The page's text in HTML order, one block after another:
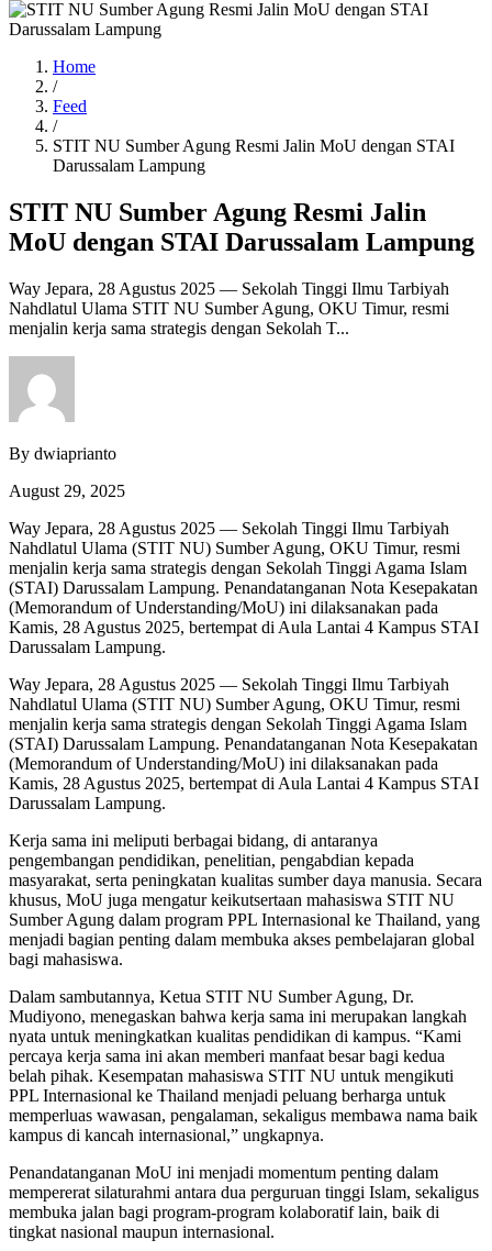
Home
/
Feed
/
STIT NU Sumber Agung Resmi Jalin MoU dengan STAI
Darussalam Lampung
STIT NU Sumber Agung Resmi Jalin
MoU dengan STAI Darussalam Lampung
Way Jepara, 28 Agustus 2025 — Sekolah Tinggi Ilmu Tarbiyah
Nahdlatul Ulama STIT NU Sumber Agung, OKU Timur, resmi
menjalin kerja sama strategis dengan Sekolah T...
By dwiaprianto
August 29, 2025
Way Jepara, 28 Agustus 2025 — Sekolah Tinggi Ilmu Tarbiyah
Nahdlatul Ulama (STIT NU) Sumber Agung, OKU Timur, resmi
menjalin kerja sama strategis dengan Sekolah Tinggi Agama Islam
(STAI) Darussalam Lampung. Penandatanganan Nota Kesepakatan
(Memorandum of Understanding/MoU) ini dilaksanakan pada
Kamis, 28 Agustus 2025, bertempat di Aula Lantai 4 Kampus STAI
Darussalam Lampung.
Way Jepara, 28 Agustus 2025 — Sekolah Tinggi Ilmu Tarbiyah
Nahdlatul Ulama (STIT NU) Sumber Agung, OKU Timur, resmi
menjalin kerja sama strategis dengan Sekolah Tinggi Agama Islam
(STAI) Darussalam Lampung. Penandatanganan Nota Kesepakatan
(Memorandum of Understanding/MoU) ini dilaksanakan pada
Kamis, 28 Agustus 2025, bertempat di Aula Lantai 4 Kampus STAI
Darussalam Lampung.
Kerja sama ini meliputi berbagai bidang, di antaranya
pengembangan pendidikan, penelitian, pengabdian kepada
masyarakat, serta peningkatan kualitas sumber daya manusia. Secara
khusus, MoU juga mengatur keikutsertaan mahasiswa STIT NU
Sumber Agung dalam program PPL Internasional ke Thailand, yang
menjadi bagian penting dalam membuka akses pembelajaran global
bagi mahasiswa.
Dalam sambutannya, Ketua STIT NU Sumber Agung, Dr.
Mudiyono, menegaskan bahwa kerja sama ini merupakan langkah
nyata untuk meningkatkan kualitas pendidikan di kampus. “Kami
percaya kerja sama ini akan memberi manfaat besar bagi kedua
belah pihak. Kesempatan mahasiswa STIT NU untuk mengikuti
PPL Internasional ke Thailand menjadi peluang berharga untuk
memperluas wawasan, pengalaman, sekaligus membawa nama baik
kampus di kancah internasional,” ungkapnya.
Penandatanganan MoU ini menjadi momentum penting dalam
mempererat silaturahmi antara dua perguruan tinggi Islam, sekaligus
membuka jalan bagi program-program kolaboratif lain, baik di
tingkat nasional maupun internasional.